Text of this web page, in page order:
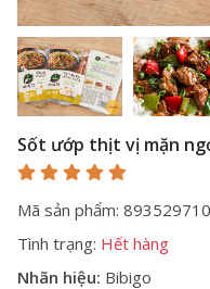
Sốt ướp thịt vị mặn
Mã sản phẩm:
Tình trạng: Hết hàng
Nhãn hiệu: Bibigo